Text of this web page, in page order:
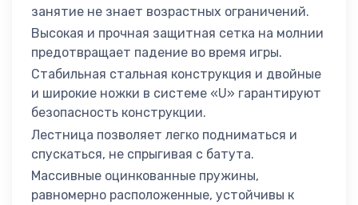
занятие не знает возрастных ограничений.
Высокая и прочная защитная сетка на молнии
предотвращает падение во время игры.
Стабильная стальная конструкция и двойные
и широкие ножки в системе «U» гарантируют
безопасность конструкции.
Лестница позволяет легко подниматься и
спускаться, не спрыгивая с батута.
Массивные оцинкованные пружины,
равномерно расположенные, устойчивы к